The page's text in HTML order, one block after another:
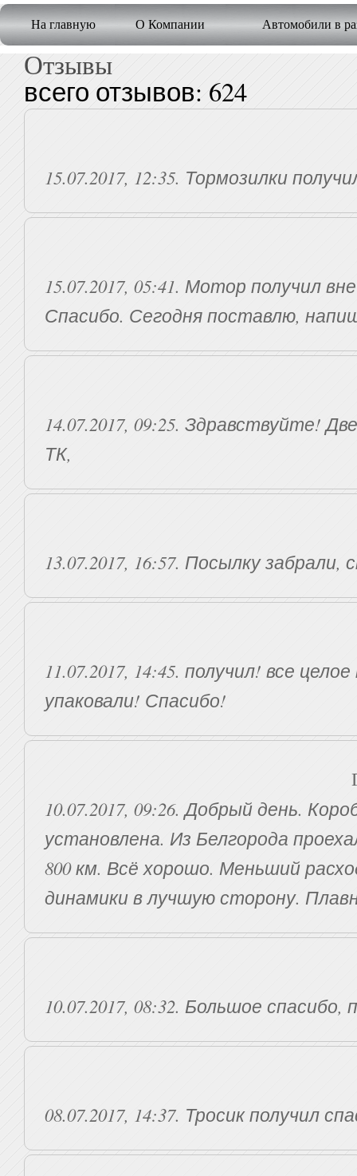
На главную О Компании Автомобили в
Отзывы
всего отзывов: 624
15.07.2017, 12:35. Тормозилки
15.07.2017, 05:41. Мотор получил
Спасибо. Сегодня поставлю,
14.07.2017, 09:25. Здравствуйте!
ТК,
13.07.2017, 16:57. Посылку забрали,
11.07.2017, 14:45. получил! все
упаковали! Спасибо!
10.07.2017, 09:26. Добрый день.
установлена. Из Белгорода
800 км. Всё хорошо. Меньший
динамики в лучшую сторону.
10.07.2017, 08:32. Большое спасибо,
08.07.2017, 14:37. Тросик получил